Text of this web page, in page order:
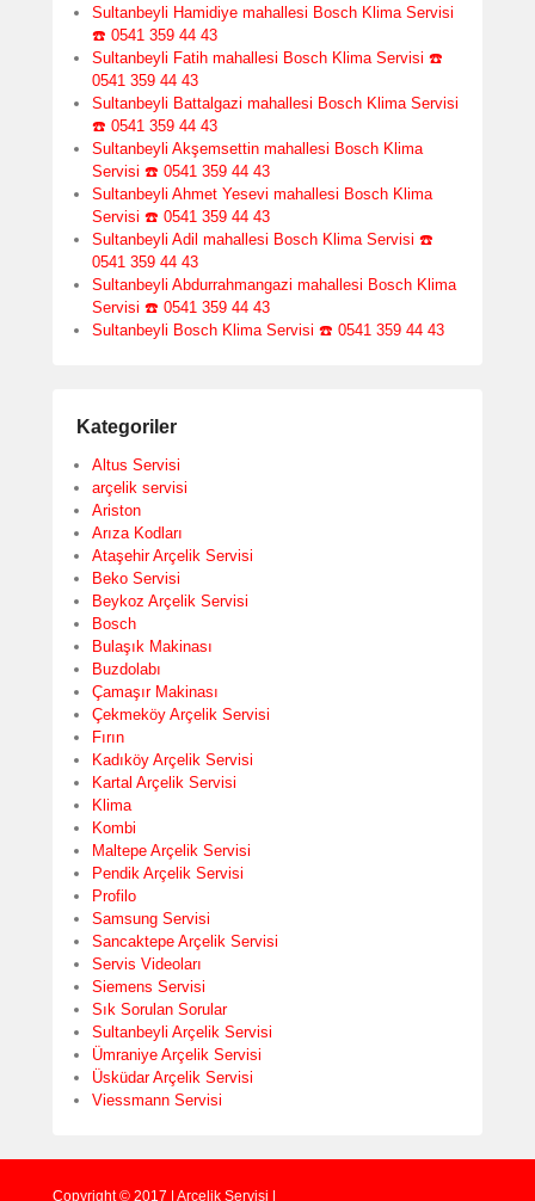
Sultanbeyli Hamidiye mahallesi Bosch Klima Servisi
☎️ 0541 359 44 43
Sultanbeyli Fatih mahallesi Bosch Klima Servisi ☎️
0541 359 44 43
Sultanbeyli Battalgazi mahallesi Bosch Klima Servisi
☎️ 0541 359 44 43
Sultanbeyli Akşemsettin mahallesi Bosch Klima
Servisi ☎️ 0541 359 44 43
Sultanbeyli Ahmet Yesevi mahallesi Bosch Klima
Servisi ☎️ 0541 359 44 43
Sultanbeyli Adil mahallesi Bosch Klima Servisi ☎️
0541 359 44 43
Sultanbeyli Abdurrahmangazi mahallesi Bosch Klima
Servisi ☎️ 0541 359 44 43
Sultanbeyli Bosch Klima Servisi ☎️ 0541 359 44 43
Kategoriler
Altus Servisi
arçelik servisi
Ariston
Arıza Kodları
Ataşehir Arçelik Servisi
Beko Servisi
Beykoz Arçelik Servisi
Bosch
Bulaşık Makinası
Buzdolabı
Çamaşır Makinası
Çekmeköy Arçelik Servisi
Fırın
Kadıköy Arçelik Servisi
Kartal Arçelik Servisi
Klima
Kombi
Maltepe Arçelik Servisi
Pendik Arçelik Servisi
Profilo
Samsung Servisi
Sancaktepe Arçelik Servisi
Servis Videoları
Siemens Servisi
Sık Sorulan Sorular
Sultanbeyli Arçelik Servisi
Ümraniye Arçelik Servisi
Üsküdar Arçelik Servisi
Viessmann Servisi
Copyright © 2017 | Arçelik Servisi |